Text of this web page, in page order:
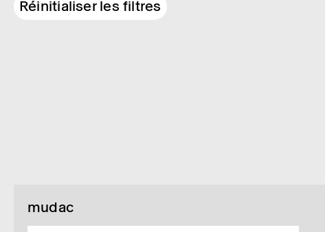
Réinitialiser les filtres
mudac